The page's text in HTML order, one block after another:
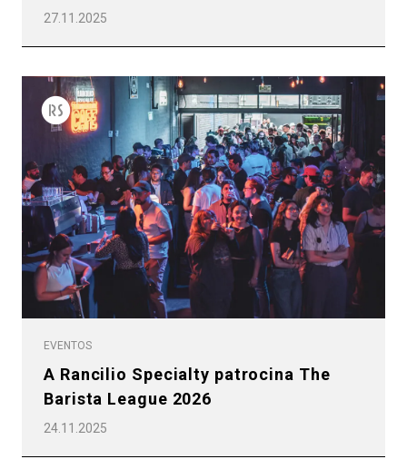
27.11.2025
EVENTOS
A Rancilio Specialty patrocina The
Barista League 2026
24.11.2025